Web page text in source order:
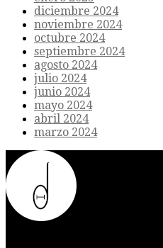
diciembre 2024
noviembre 2024
octubre 2024
septiembre 2024
agosto 2024
julio 2024
junio 2024
mayo 2024
abril 2024
marzo 2024